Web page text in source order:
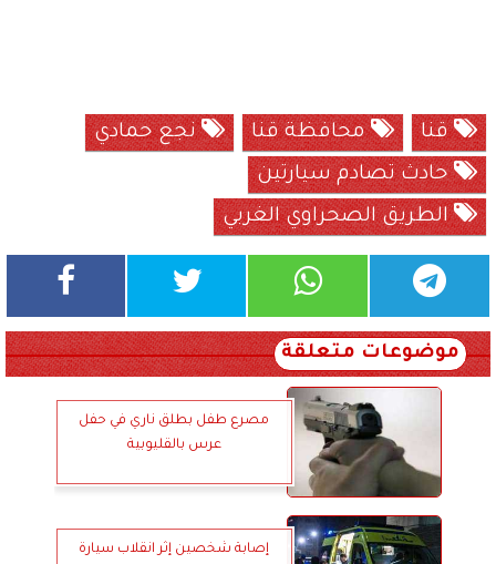
قنا محافظة قنا
نجع حمادي
حادث تصادم سيارتين
الطريق الصحراوي الغربي
موضوعات متعلقة
مصرع طفل بطلق ناري في حفل
عرس بالقليوبية
إصابة شخصين إثر انقلاب سيارة